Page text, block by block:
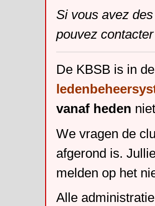
Si vous avez
pouvez
De KBSB is in
vanaf heden
We vragen de
afgerond is.
melden op het
Alle